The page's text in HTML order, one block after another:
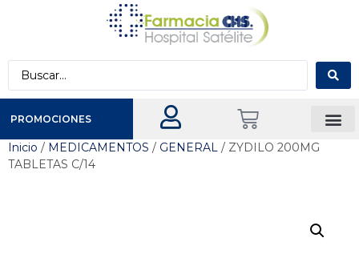
PROMOCIONES
Inicio / MEDICAMENTOS / GENERAL / ZYDILO 200MG
TABLETAS C/14